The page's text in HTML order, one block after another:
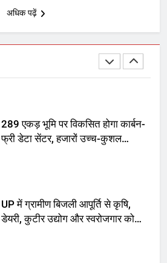
अधिक पढ़ें
अमर शहीद ठाकुर रोशन सिंह के नाम पर
स्वरूप रानी नेहरू चिकित्सालय का
289 एकड़ भूमि पर विकसित होगा कार्बन-
फ्री डेटा सेंटर, हजारों उच्च-कुशल
UP में ग्रामीण बिजली आपूर्ति से कृषि,
डेयरी, कुटीर उद्योग और स्वरोजगार को